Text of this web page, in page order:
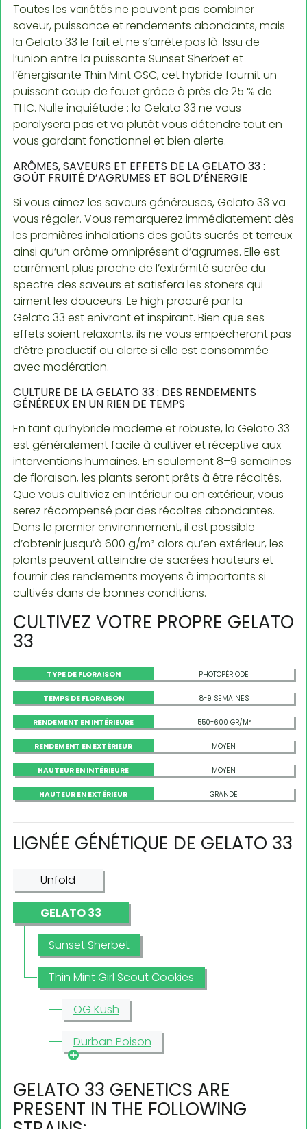
Toutes les variétés ne peuvent pas combiner
saveur, puissance et rendements abondants, mais
la Gelato 33 le fait et ne s’arrête pas là. Issu de
l’union entre la puissante Sunset Sherbet et
l’énergisante Thin Mint GSC, cet hybride fournit un
puissant coup de fouet grâce à près de 25 % de
THC. Nulle inquiétude : la Gelato 33 ne vous
paralysera pas et va plutôt vous détendre tout en
vous gardant fonctionnel et bien alerte.
ARÔMES, SAVEURS ET EFFETS DE LA GELATO 33 :
GOÛT FRUITÉ D’AGRUMES ET BOL D’ÉNERGIE
Si vous aimez les saveurs généreuses, Gelato 33 va
vous régaler. Vous remarquerez immédiatement dès
les premières inhalations des goûts sucrés et terreux
ainsi qu’un arôme omniprésent d’agrumes. Elle est
carrément plus proche de l’extrémité sucrée du
spectre des saveurs et satisfera les stoners qui
aiment les douceurs. Le high procuré par la
Gelato 33 est enivrant et inspirant. Bien que ses
effets soient relaxants, ils ne vous empêcheront pas
d’être productif ou alerte si elle est consommée
avec modération.
CULTURE DE LA GELATO 33 : DES RENDEMENTS
GÉNÉREUX EN UN RIEN DE TEMPS
En tant qu’hybride moderne et robuste, la Gelato 33
est généralement facile à cultiver et réceptive aux
interventions humaines. En seulement 8–9 semaines
de floraison, les plants seront prêts à être récoltés.
Que vous cultiviez en intérieur ou en extérieur, vous
serez récompensé par des récoltes abondantes.
Dans le premier environnement, il est possible
d’obtenir jusqu’à 600 g/m² alors qu’en extérieur, les
plants peuvent atteindre de sacrées hauteurs et
fournir des rendements moyens à importants si
cultivés dans de bonnes conditions.
CULTIVEZ VOTRE PROPRE GELATO
33
TYPE DE FLORAISON PHOTOPÉRIODE
TEMPS DE FLORAISON 8-9 SEMAINES
RENDEMENT EN INTÉRIEURE 550-600 GR/M²
RENDEMENT EN EXTÉRIEUR MOYEN
HAUTEUR EN INTÉRIEURE MOYEN
HAUTEUR EN EXTÉRIEUR GRANDE
LIGNÉE GÉNÉTIQUE DE GELATO 33
Unfold
GELATO 33
Sunset Sherbet
Thin Mint Girl Scout Cookies
OG Kush
Durban Poison
GELATO 33 GENETICS ARE
PRESENT IN THE FOLLOWING